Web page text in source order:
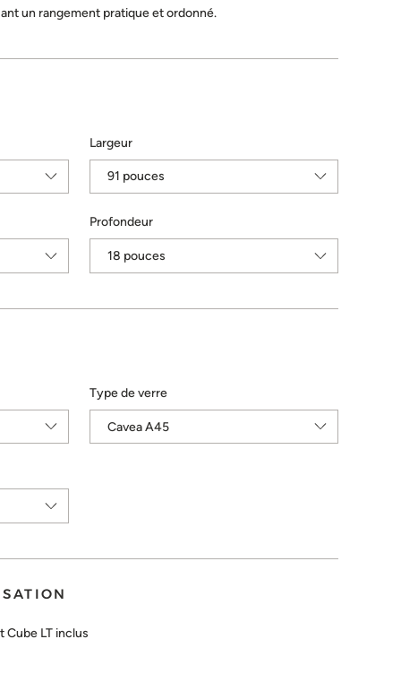
un rangement pratique et ordonné.
Largeur
Profondeur
Type de verre
LT inclus